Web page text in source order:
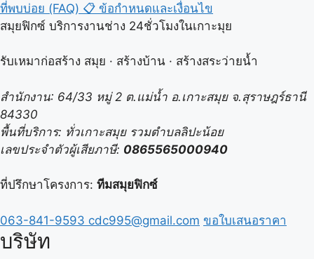
ที่พบบ่อย (FAQ) 📋 ข้อกำหนดและเงื่อนไข
สมุยฟิกซ์ บริการงานช่าง 24ชั่วโมงในเกาะมุย
รับเหมาก่อสร้าง สมุย · สร้างบ้าน · สร้างสระว่ายน้ำ
สำนักงาน: 64/33 หมู่ 2 ต.แม่น้ำ อ.เกาะสมุย จ.สุราษฎร์ธานี
84330
พื้นที่บริการ: ทั่วเกาะสมุย รวมตำบลลิปะน้อย
เลขประจำตัวผู้เสียภาษี: 0865565000940
ที่ปรึกษาโครงการ: ทีมสมุยฟิกซ์
063-841-9593 cdc995@gmail.com ขอใบเสนอราคา
บริษัท